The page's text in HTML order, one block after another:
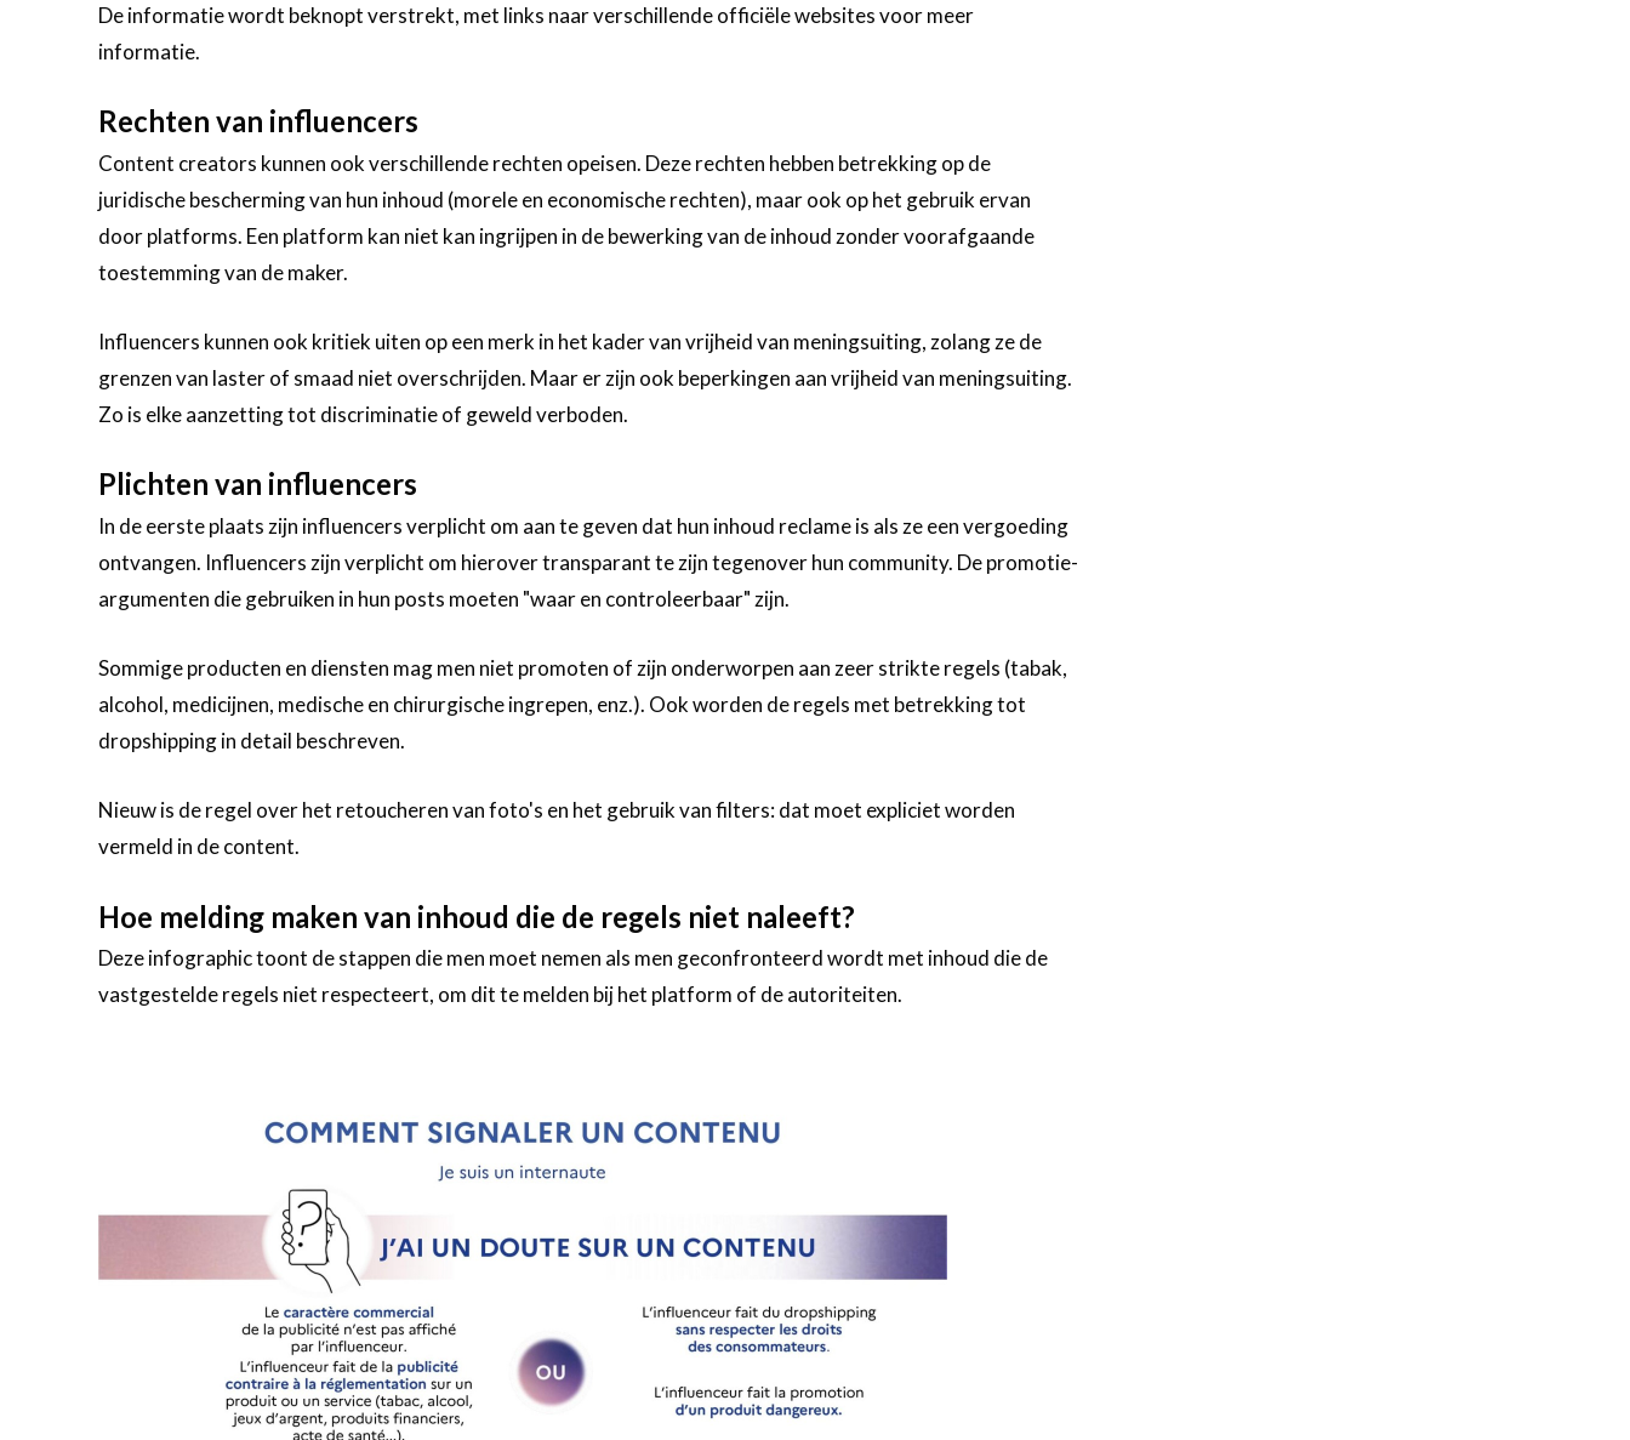
De informatie wordt beknopt verstrekt, met links naar verschillende officiële websites voor meer
informatie.
Rechten van influencers
Content creators kunnen ook verschillende rechten opeisen. Deze rechten hebben betrekking op de
juridische bescherming van hun inhoud (morele en economische rechten), maar ook op het gebruik ervan
door platforms. Een platform kan niet kan ingrijpen in de bewerking van de inhoud zonder voorafgaande
toestemming van de maker.
Influencers kunnen ook kritiek uiten op een merk in het kader van vrijheid van meningsuiting, zolang ze de
grenzen van laster of smaad niet overschrijden. Maar er zijn ook beperkingen aan vrijheid van meningsuiting.
Zo is elke aanzetting tot discriminatie of geweld verboden.
Plichten van influencers
In de eerste plaats zijn influencers verplicht om aan te geven dat hun inhoud reclame is als ze een vergoeding
ontvangen. Influencers zijn verplicht om hierover transparant te zijn tegenover hun community. De promotie-
argumenten die gebruiken in hun posts moeten "waar en controleerbaar" zijn.
Sommige producten en diensten mag men niet promoten of zijn onderworpen aan zeer strikte regels (tabak,
alcohol, medicijnen, medische en chirurgische ingrepen, enz.). Ook worden de regels met betrekking tot
dropshipping in detail beschreven.
Nieuw is de regel over het retoucheren van foto's en het gebruik van filters: dat moet expliciet worden
vermeld in de content.
Hoe melding maken van inhoud die de regels niet naleeft?
Deze infographic toont de stappen die men moet nemen als men geconfronteerd wordt met inhoud die de
vastgestelde regels niet respecteert, om dit te melden bij het platform of de autoriteiten.